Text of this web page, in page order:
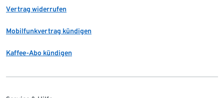
Vertrag widerrufen
Mobilfunkvertrag kündigen
Kaffee-Abo kündigen